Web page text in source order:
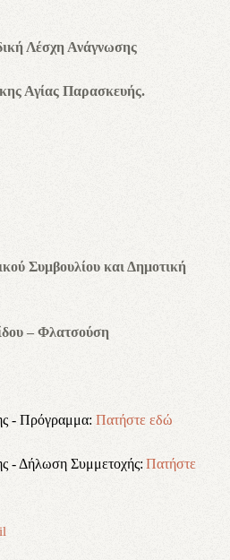
Λέσχη Ανάγνωσης
Αγίας Παρασκευής.
Συμβουλίου και Δημοτική
– Φλατσούση
- Πρόγραμμα: Πατήστε εδώ
- Δήλωση Συμμετοχής: Πατήστε